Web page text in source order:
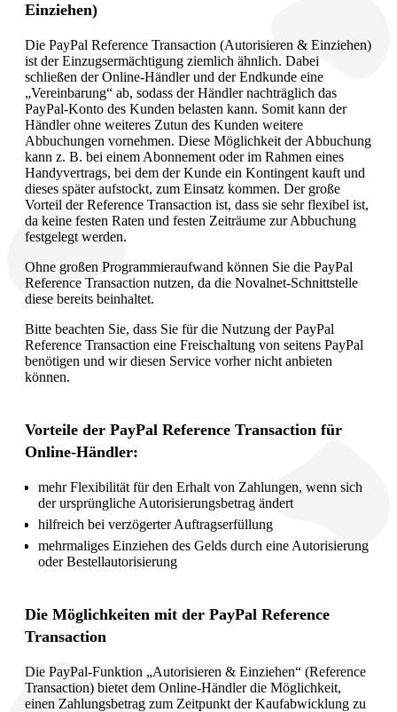
Einziehen)
Die PayPal Reference Transaction (Autorisieren & Einziehen)
ist der Einzugsermächtigung ziemlich ähnlich. Dabei
schließen der Online-Händler und der Endkunde eine
„Vereinbarung“ ab, sodass der Händler nachträglich das
PayPal-Konto des Kunden belasten kann. Somit kann der
Händler ohne weiteres Zutun des Kunden weitere
Abbuchungen vornehmen. Diese Möglichkeit der Abbuchung
kann z. B. bei einem Abonnement oder im Rahmen eines
Handyvertrags, bei dem der Kunde ein Kontingent kauft und
dieses später aufstockt, zum Einsatz kommen. Der große
Vorteil der Reference Transaction ist, dass sie sehr flexibel ist,
da keine festen Raten und festen Zeiträume zur Abbuchung
festgelegt werden.
Ohne großen Programmieraufwand können Sie die PayPal
Reference Transaction nutzen, da die Novalnet-Schnittstelle
diese bereits beinhaltet.
Bitte beachten Sie, dass Sie für die Nutzung der PayPal
Reference Transaction eine Freischaltung von seitens PayPal
benötigen und wir diesen Service vorher nicht anbieten
können.
Vorteile der PayPal Reference Transaction für
Online-Händler:
mehr Flexibilität für den Erhalt von Zahlungen, wenn sich
der ursprüngliche Autorisierungsbetrag ändert
hilfreich bei verzögerter Auftragserfüllung
mehrmaliges Einziehen des Gelds durch eine Autorisierung
oder Bestellautorisierung
Die Möglichkeiten mit der PayPal Reference
Transaction
Die PayPal-Funktion „Autorisieren & Einziehen“ (Reference
Transaction) bietet dem Online-Händler die Möglichkeit,
einen Zahlungsbetrag zum Zeitpunkt der Kaufabwicklung zu